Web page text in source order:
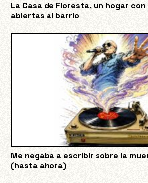
La Casa de Floresta, un hogar
abiertas al barrio
Me negaba a escribir sobre la
(hasta ahora)